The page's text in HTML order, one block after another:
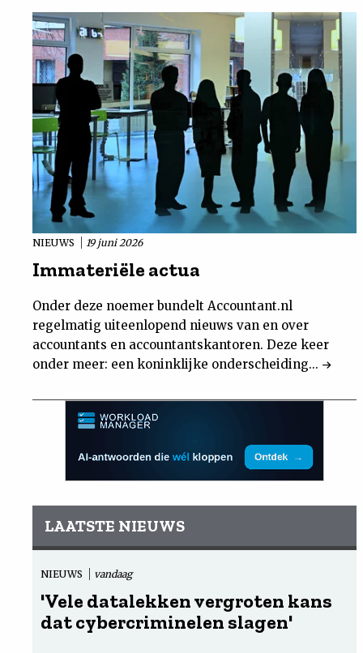
NIEUWS 19 juni 2026
Immateriële actua
Onder deze noemer bundelt Accountant.nl
regelmatig uiteenlopend nieuws van en over
accountants en accountantskantoren. Deze keer
onder meer: een koninklijke onderscheiding...
LAATSTE NIEUWS
NIEUWS vandaag
'Vele datalekken vergroten kans
dat cybercriminelen slagen'